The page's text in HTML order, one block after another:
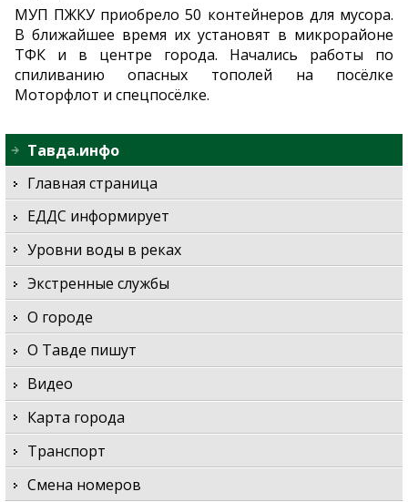
МУП ПЖКУ приобрело 50 контейнеров для мусора.
В ближайшее время их установят в микрорайоне
ТФК и в центре города. Начались работы по
спиливанию опасных тополей на посёлке
Моторфлот и спецпосёлке.
Тавда.инфо
Главная страница
ЕДДС информирует
Уровни воды в реках
Экстренные службы
О городе
О Тавде пишут
Видео
Карта города
Транспорт
Смена номеров